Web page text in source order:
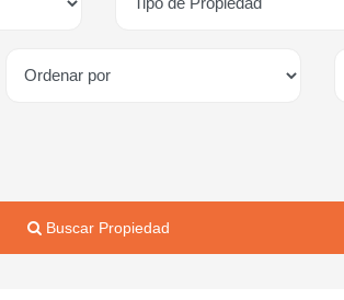
Buscar Propiedad